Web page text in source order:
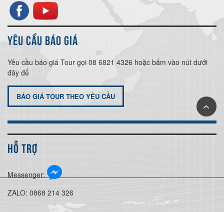
YÊU CẦU BÁO GIÁ
Yêu cầu báo giá Tour gọi 08 6821 4326 hoặc bấm vào nút dưới
đây để
BÁO GIÁ TOUR THEO YÊU CẦU
HỖ TRỢ
Messenger:
ZALO: 0868 214 326